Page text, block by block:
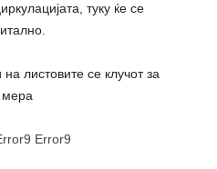
туку ќе се
листовите се клучот за
мера
Error9